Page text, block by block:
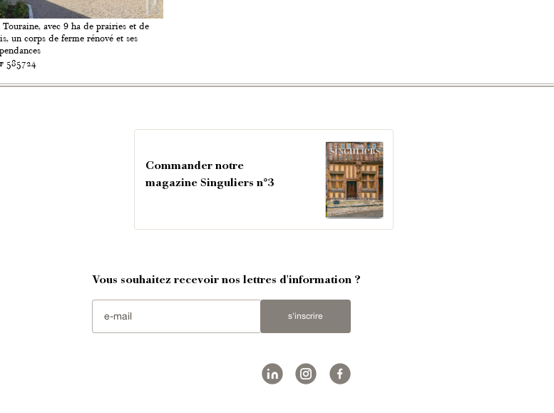
Touraine, avec 9 ha de prairies et de
un corps de ferme rénové et ses
585724
Commander notre
magazine Singuliers n°3
Vous souhaitez recevoir nos lettres d'information ?
s'inscrire